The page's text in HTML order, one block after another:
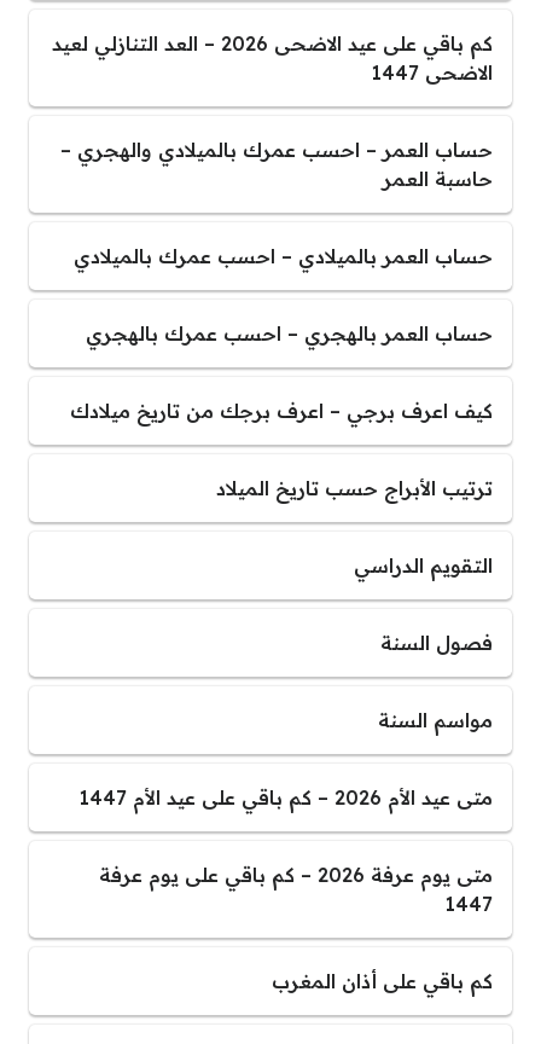
كم باقي على عيد الاضحى 2026 – العد التنازلي لعيد
الاضحى 1447
حساب العمر – احسب عمرك بالميلادي والهجري –
حاسبة العمر
حساب العمر بالميلادي – احسب عمرك بالميلادي
حساب العمر بالهجري – احسب عمرك بالهجري
كيف اعرف برجي – اعرف برجك من تاريخ ميلادك
ترتيب الأبراج حسب تاريخ الميلاد
التقويم الدراسي
فصول السنة
مواسم السنة
متى عيد الأم 2026 – كم باقي على عيد الأم 1447
متى يوم عرفة 2026 – كم باقي على يوم عرفة
1447
كم باقي على أذان المغرب